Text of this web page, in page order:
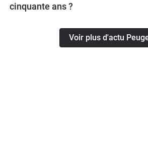
cinquante ans ?
Voir plus d'actu